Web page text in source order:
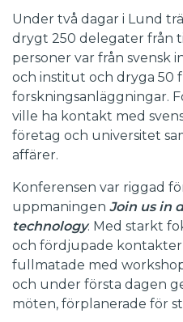
Under två dagar i Lund
drygt 250 delegater från
personer var från svensk
och institut och dryga 50
forskningsanläggningar.
ville ha kontakt med
företag och universitet
affärer.
Konferensen var riggad
uppmaningen Join us in
technology. Med starkt
och fördjupade
fullmatade med
och under första dagen
möten, förplanerade för